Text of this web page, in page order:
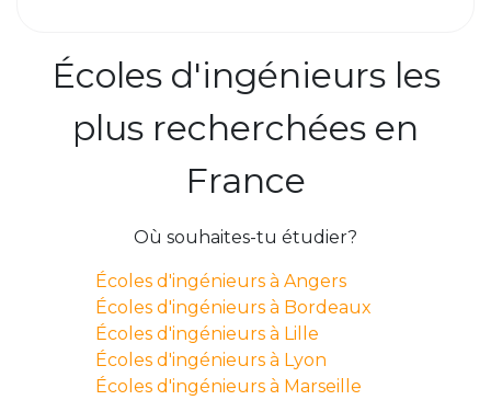
Écoles d'ingénieurs les
plus recherchées en
France
Où souhaites-tu étudier?
Écoles d'ingénieurs à Angers
Écoles d'ingénieurs à Bordeaux
Écoles d'ingénieurs à Lille
Écoles d'ingénieurs à Lyon
Écoles d'ingénieurs à Marseille